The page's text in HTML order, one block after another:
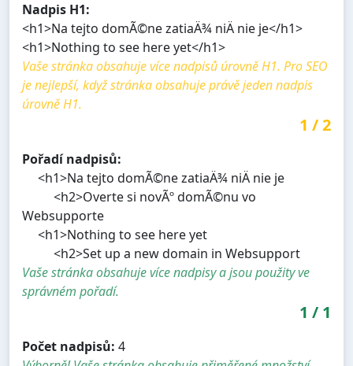
Nadpis H1:
<h1>Na tejto domÃ©ne zatiaÄ¾ niÄ nie je</h1>
<h1>Nothing to see here yet</h1>
Vaše stránka obsahuje více nadpisů úrovně H1. Pro SEO
je nejlepší, když stránka obsahuje právě jeden nadpis
úrovně H1.
1 /2
Pořadí nadpisů:
<h1>Na tejto domÃ©ne zatiaÄ¾ niÄ nie je
<h2>Overte si novÃº domÃ©nu vo
Websupporte
<h1>Nothing to see here yet
<h2>Set up a new domain in Websupport
Vaše stránka obsahuje více nadpisy a jsou použity ve
správném pořadí.
1 / 1
Počet nadpisů: 4